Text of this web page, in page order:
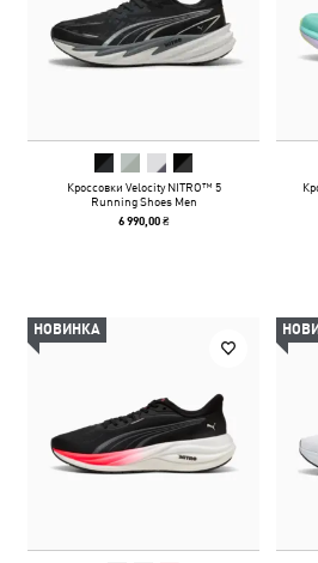
Кроссовки Velocity NITRO™ 5
Running Shoes Men
6 990,00 ₴
НОВИНКА